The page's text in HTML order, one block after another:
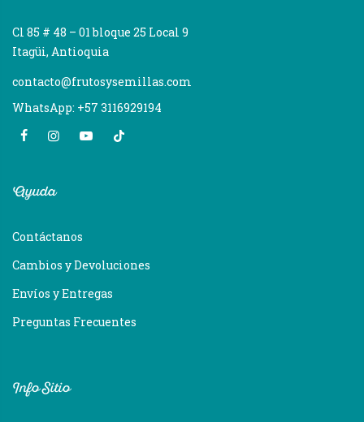
Cl 85 # 48 – 01 bloque 25 Local 9
Itagüi, Antioquia
contacto@frutosysemillas.com
WhatsApp: +57 3116929194
Ayuda
Contáctanos
Cambios y Devoluciones
Envíos y Entregas
Preguntas Frecuentes
Info Sitio